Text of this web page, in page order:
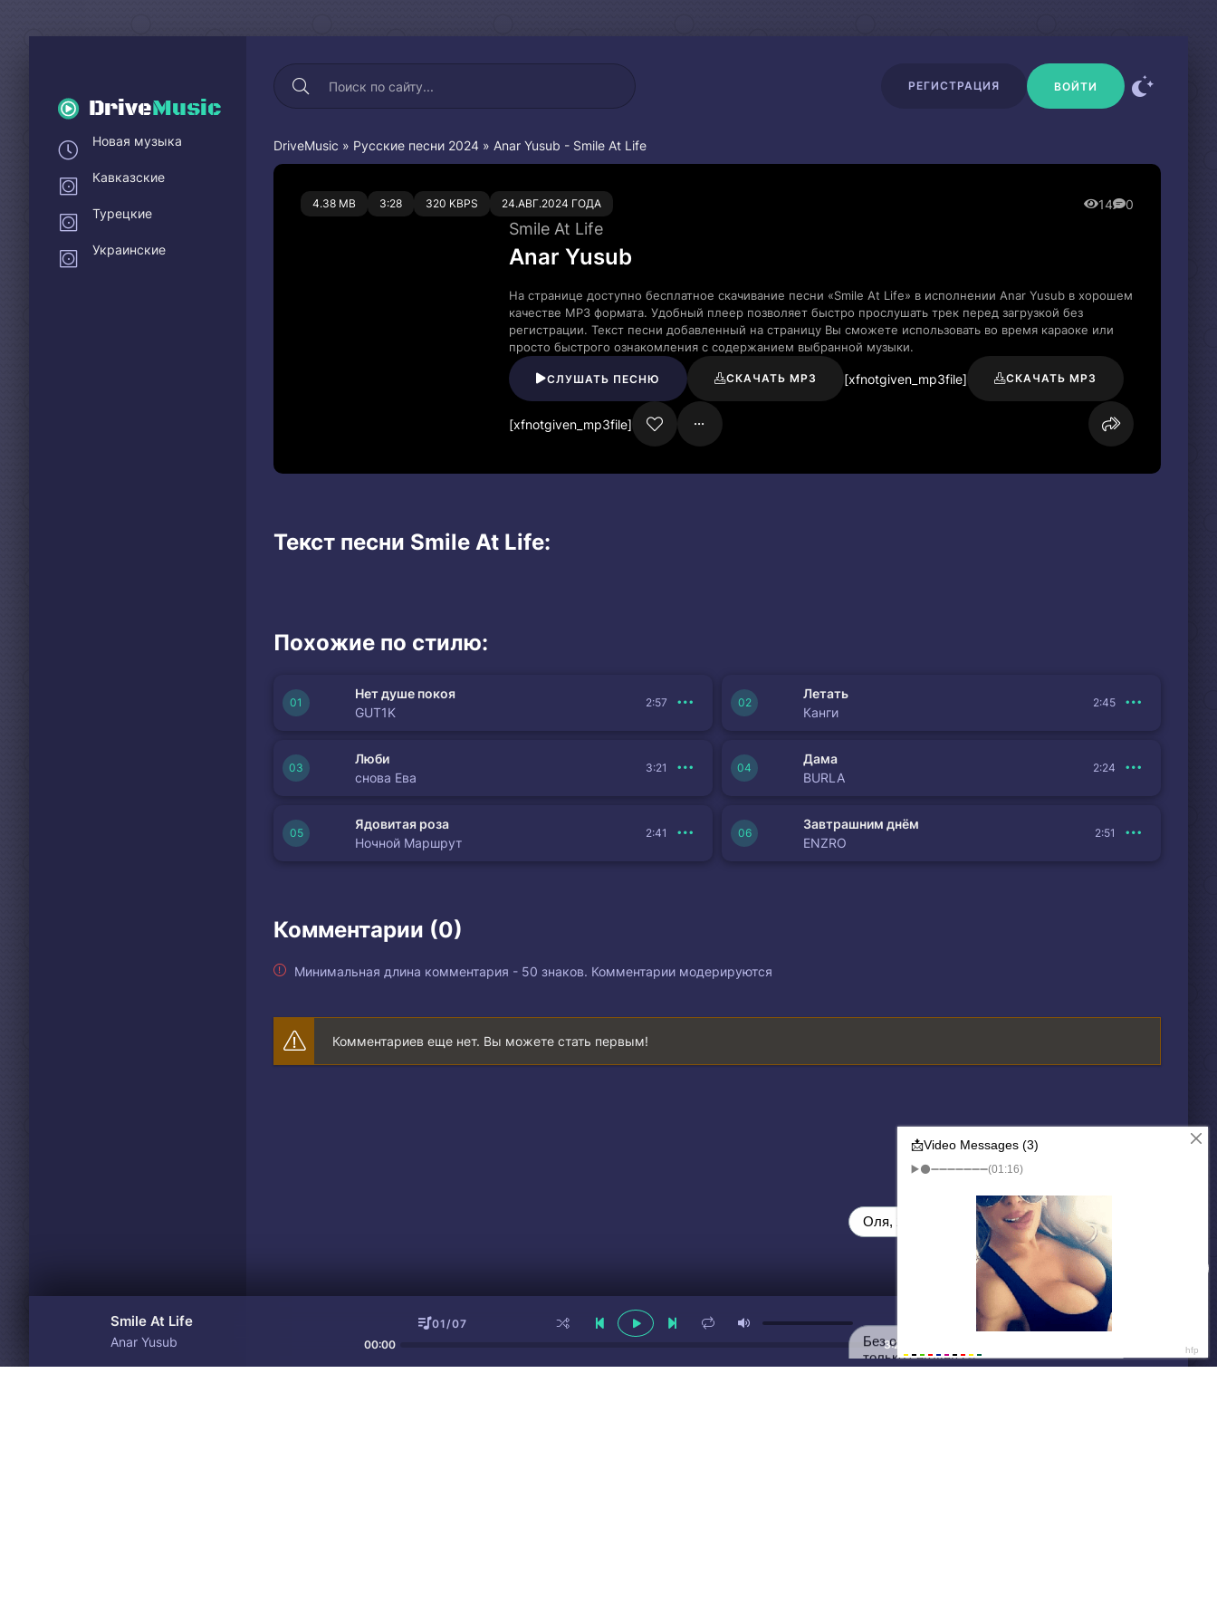
DriveMusic
РЕГИСТРАЦИЯ ВОЙТИ
DriveMusic » Русские песни 2024 » Anar Yusub - Smile At Life
4.38 MB 3:28 320 KBPS 24.АВГ.2024 ГОДА 14 0
0 0
Smile At Life
Anar Yusub
На странице доступно бесплатное скачивание песни «Smile At Life» в исполнении Anar Yusub в хорошем
качестве MP3 формата. Удобный плеер позволяет быстро прослушать трек перед загрузкой без
регистрации. Текст песни добавленный на страницу Вы сможете использовать во время караоке или
просто быстрого ознакомления с содержанием выбранной музыки.
СЛУШАТЬ ПЕСНЮ СКАЧАТЬ MP3 [xfnotgiven_mp3file] СКАЧАТЬ MP3
[xfnotgiven_mp3file]
Текст песни Smile At Life:
Похожие по стилю:
Нет душе покоя
GUT1K
2:57
Летать
Канги
2:45
Люби
снова Ева
3:21
Дама
BURLA
2:24
Ядовитая роза
Ночной Маршрут
2:41
Завтрашним днём
ENZRO
2:51
Комментарии (0)
Минимальная длина комментария - 50 знаков. Комментарии модерируются
Комментариев еще нет. Вы можете стать первым!
Новая музыка
Кавказские
Турецкие
Украинские
Smile At Life
Anar Yusub
01/07
00:00
3:28
ДАЛЕЕ
Оля, 25 😈